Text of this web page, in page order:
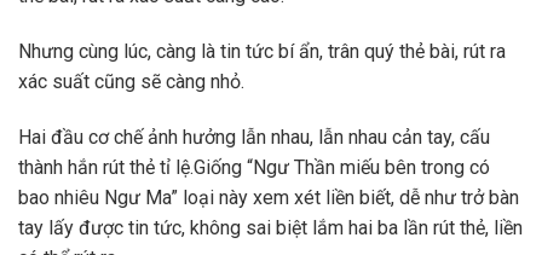
Nhưng cùng lúc, càng là tin tức bí ẩn, trân quý thẻ bài, rút ra
xác suất cũng sẽ càng nhỏ.
Hai đầu cơ chế ảnh hưởng lẫn nhau, lẫn nhau cản tay, cấu
thành hắn rút thẻ tỉ lệ.Giống “Ngư Thần miếu bên trong có
bao nhiêu Ngư Ma” loại này xem xét liền biết, dễ như trở bàn
tay lấy được tin tức, không sai biệt lắm hai ba lần rút thẻ, liền